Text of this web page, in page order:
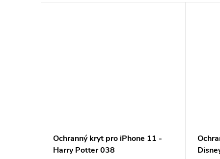
Ochranný kryt pro iPhone 11 -
Harry Potter 038